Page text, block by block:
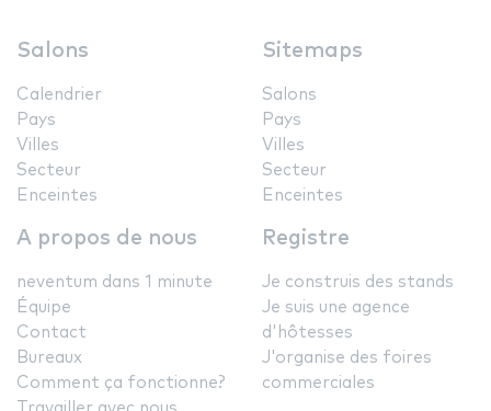
Salons
Calendrier
Pays
Villes
Secteur
Enceintes
Sitemaps
Salons
Pays
Villes
Secteur
Enceintes
A propos de nous
neventum dans 1 minute
Équipe
Contact
Bureaux
Comment ça fonctionne?
Registre
Je construis des stands
Je suis une agence
d'hôtesses
J'organise des foires
commerciales